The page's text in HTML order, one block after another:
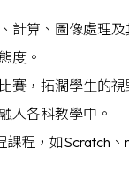
計算、圖像處理及
度。
賽，拓濶學生的視
入各科教學中。
程，如Scratch